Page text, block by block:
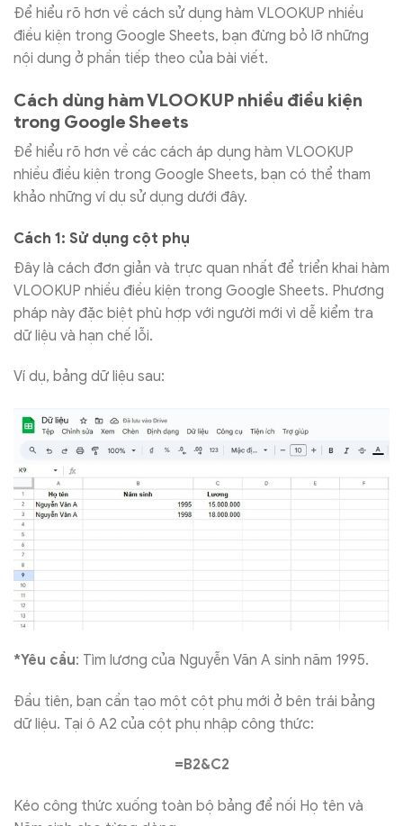
Để hiểu rõ hơn về cách sử dụng hàm VLOOKUP nhiều
điều kiện trong Google Sheets, bạn đừng bỏ lỡ những
nội dung ở phần tiếp theo của bài viết.
Cách dùng hàm VLOOKUP nhiều điều kiện
trong Google Sheets
Để hiểu rõ hơn về các cách áp dụng hàm VLOOKUP
nhiều điều kiện trong Google Sheets, bạn có thể tham
khảo những ví dụ sử dụng dưới đây.
Cách 1: Sử dụng cột phụ
Đây là cách đơn giản và trực quan nhất để triển khai hàm
VLOOKUP nhiều điều kiện trong Google Sheets. Phương
pháp này đặc biệt phù hợp với người mới vì dễ kiểm tra
dữ liệu và hạn chế lỗi.
Ví dụ, bảng dữ liệu sau:
*Yêu cầu: Tìm lương của Nguyễn Văn A sinh năm 1995.
Đầu tiên, bạn cần tạo một cột phụ mới ở bên trái bảng
dữ liệu. Tại ô A2 của cột phụ nhập công thức:
=B2&C2
Kéo công thức xuống toàn bộ bảng để nối Họ tên và